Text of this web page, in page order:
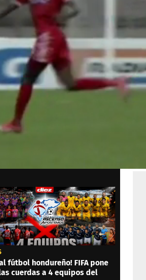
fútbol hondureño! FIFA pone
cuerdas a 4 equipos del